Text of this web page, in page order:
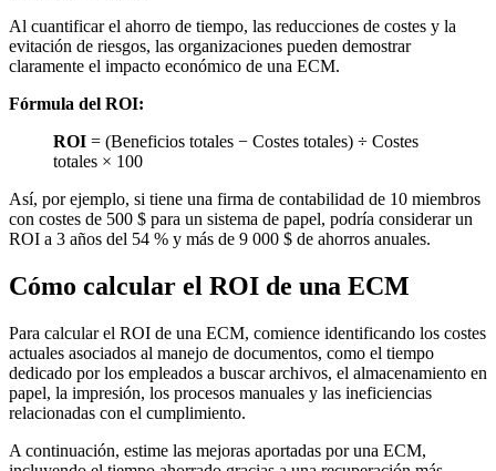
Al cuantificar el ahorro de tiempo, las reducciones de costes y la
evitación de riesgos, las organizaciones pueden demostrar
claramente el impacto económico de una ECM.
Fórmula del ROI:
ROI = (Beneficios totales − Costes totales) ÷ Costes
totales × 100
Así, por ejemplo, si tiene una firma de contabilidad de 10 miembros
con costes de 500 $ para un sistema de papel, podría considerar un
ROI a 3 años del 54 % y más de 9 000 $ de ahorros anuales.
Cómo calcular el ROI de una ECM
Para calcular el ROI de una ECM, comience identificando los costes
actuales asociados al manejo de documentos, como el tiempo
dedicado por los empleados a buscar archivos, el almacenamiento en
papel, la impresión, los procesos manuales y las ineficiencias
relacionadas con el cumplimiento.
A continuación, estime las mejoras aportadas por una ECM,